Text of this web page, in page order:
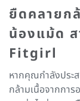
ยืดคลายก
น้องแม้ด ส
Fitgirl
หากคุณกำลังประ
กล้ามเนื้อจากกา